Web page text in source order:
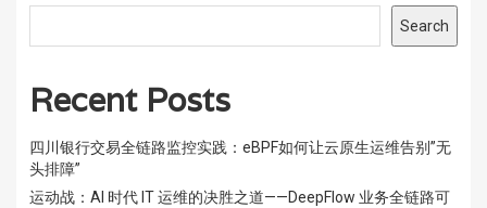
Search
Recent Posts
四川银行交易全链路监控实践：eBPF如何让云原生运维告别”无
头排障”
运动战：AI 时代 IT 运维的决胜之道——DeepFlow 业务全链路可